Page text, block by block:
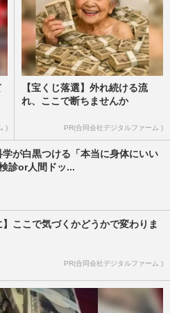
)
【宝くじ落選】外れ続ける流
れ、ここで断ちませんか
PR(合同会社デジタルファーム )
学が白黒つける「本当に身体にいい
診or人間ドッ...
】ここで気づくかどうかで変わりま
PR(合同会社デジタルファーム )